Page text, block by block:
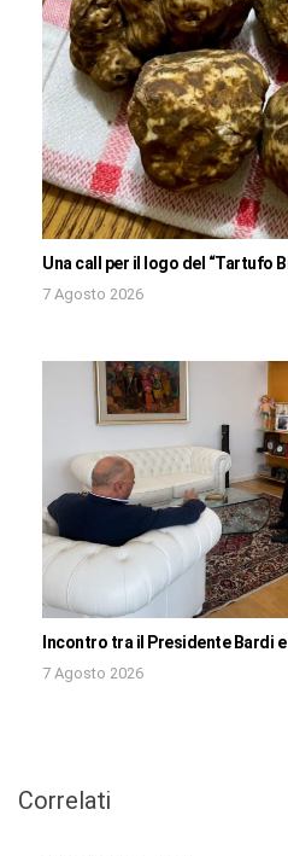
Una call per il logo del “Tartufo
7 Agosto 2026
Incontro tra il Presidente Bardi e
7 Agosto 2026
Correlati